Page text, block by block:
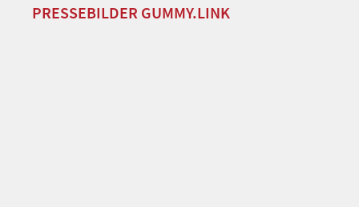
PRESSEBILDER GUMMY.LINK